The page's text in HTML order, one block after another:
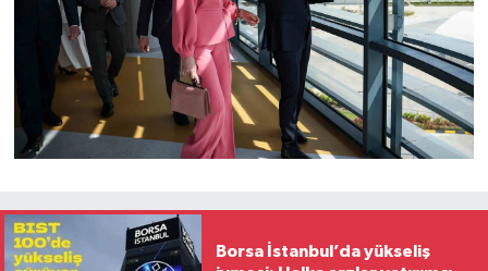
Borsa İstanbul’da yükseliş